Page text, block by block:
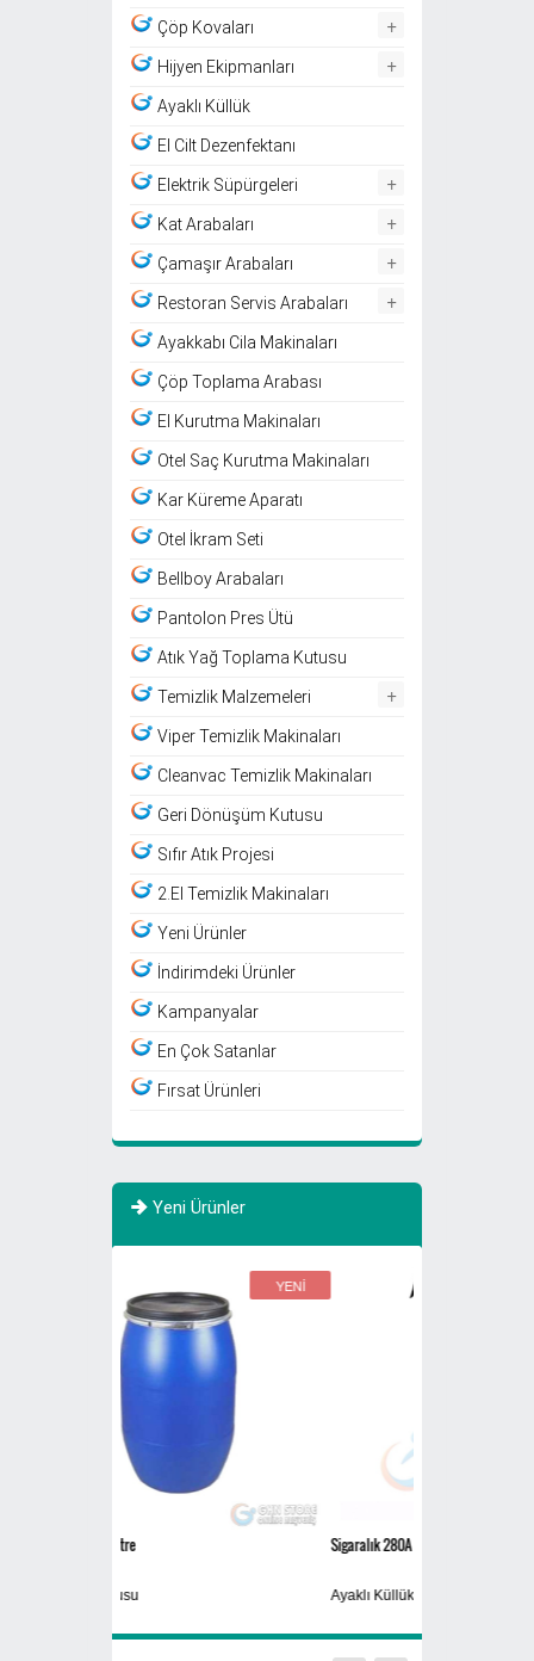
Çöp Kovaları +
Hijyen Ekipmanları +
Ayaklı Küllük
El Cilt Dezenfektanı
Elektrik Süpürgeleri +
Kat Arabaları +
Çamaşır Arabaları +
Restoran Servis Arabaları +
Ayakkabı Cila Makinaları
Çöp Toplama Arabası
El Kurutma Makinaları
Otel Saç Kurutma Makinaları
Kar Küreme Aparatı
Otel İkram Seti
Bellboy Arabaları
Pantolon Pres Ütü
Atık Yağ Toplama Kutusu
Temizlik Malzemeleri +
Viper Temizlik Makinaları
Cleanvac Temizlik Makinaları
Geri Dönüşüm Kutusu
Sıfır Atık Projesi
2.El Temizlik Makinaları
Yeni Ürünler
İndirimdeki Ürünler
Kampanyalar
En Çok Satanlar
Fırsat Ürünleri
Yeni Ürünler
Sigaralık 280A
Ayaklı Küllük